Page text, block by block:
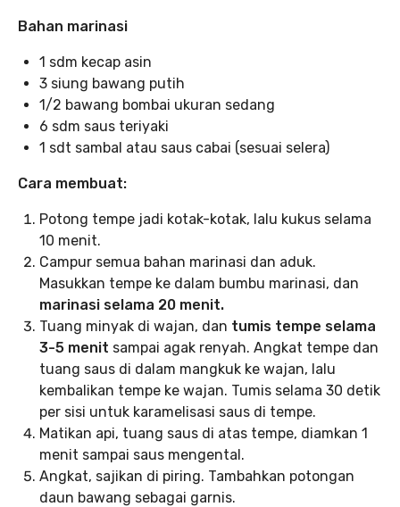
Bahan marinasi
1 sdm kecap asin
3 siung bawang putih
1/2 bawang bombai ukuran sedang
6 sdm saus teriyaki
1 sdt sambal atau saus cabai (sesuai selera)
Cara membuat:
Potong tempe jadi kotak-kotak, lalu kukus selama
10 menit.
Campur semua bahan marinasi dan aduk.
Masukkan tempe ke dalam bumbu marinasi, dan
marinasi selama 20 menit.
Tuang minyak di wajan, dan tumis tempe selama
3-5 menit sampai agak renyah. Angkat tempe dan
tuang saus di dalam mangkuk ke wajan, lalu
kembalikan tempe ke wajan. Tumis selama 30 detik
per sisi untuk karamelisasi saus di tempe.
Matikan api, tuang saus di atas tempe, diamkan 1
menit sampai saus mengental.
Angkat, sajikan di piring. Tambahkan potongan
daun bawang sebagai garnis.